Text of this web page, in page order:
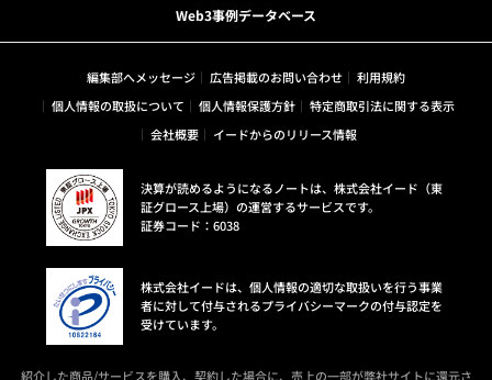
Web3事例データベース
編集部へメッセージ 広告掲載のお問い合わせ
利用規約
個人情報の取扱について
個人情報保護方針
特定商取引法に関する表示
会社概要
イードからのリリース情報
決算が読めるようになるノートは、株式会社イード（東
証グロース上場）の運営するサービスです。
証券コード：6038
株式会社イードは、個人情報の適切な取扱いを行う事業
者に対して付与されるプライバシーマークの付与認定を
受けています。
紹介した商品/サービスを購入、契約した場合に、売上の一部が弊社サイトに還元さ